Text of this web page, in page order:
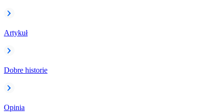
Artykuł
Dobre historie
Opinia